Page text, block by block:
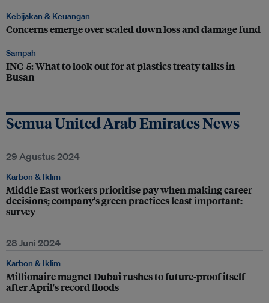
Kebijakan & Keuangan
Concerns emerge over scaled down loss and damage fund
Sampah
INC-5: What to look out for at plastics treaty talks in
Busan
Semua United Arab Emirates News
29 Agustus 2024
Karbon & Iklim
Middle East workers prioritise pay when making career
decisions; company's green practices least important:
survey
28 Juni 2024
Karbon & Iklim
Millionaire magnet Dubai rushes to future-proof itself
after April's record floods